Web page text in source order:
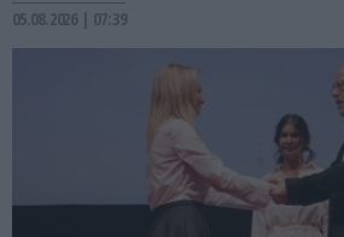
05.08.2026 | 07:39